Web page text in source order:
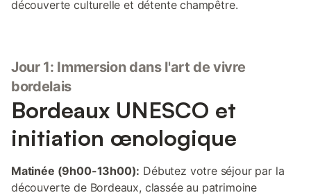
découverte culturelle et détente champêtre.
Jour 1: Immersion dans l'art de vivre
bordelais
Bordeaux UNESCO et
initiation œnologique
Matinée (9h00-13h00): Débutez votre séjour par la
découverte de Bordeaux, classée au patrimoine